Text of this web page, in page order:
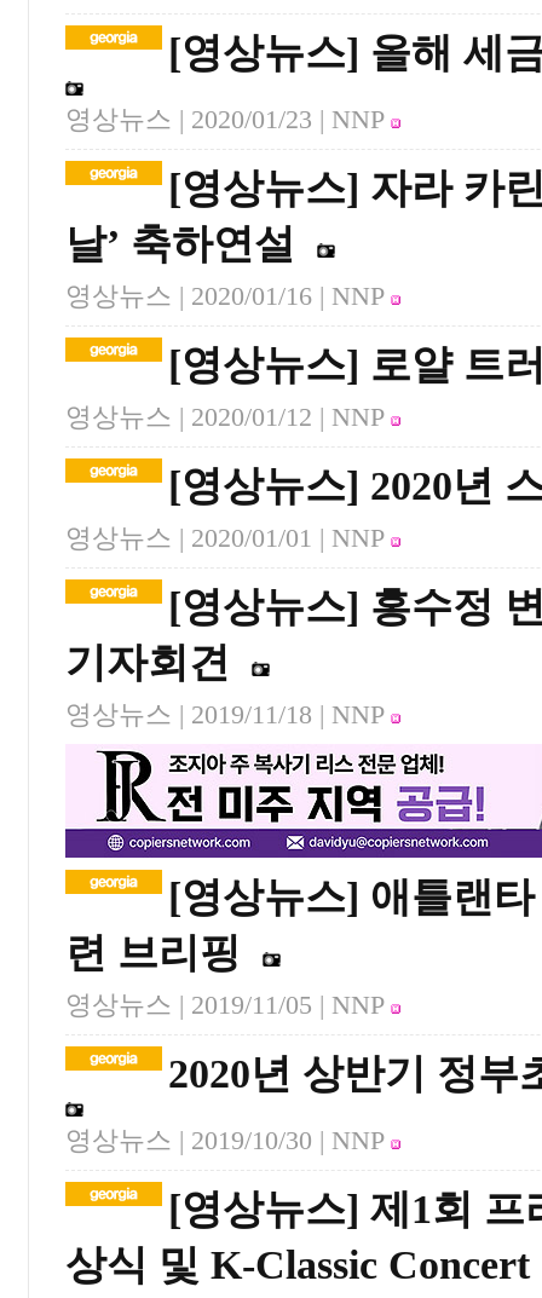
[영상뉴스] 올해 세
영상뉴스 | 2020/01/23 | NNP
[영상뉴스] 자라 카
날’ 축하연설
영상뉴스 | 2020/01/16 | NNP
[영상뉴스] 로얄 트
영상뉴스 | 2020/01/12 | NNP
[영상뉴스] 2020년
영상뉴스 | 2020/01/01 | NNP
[영상뉴스] 홍수정
기자회견
영상뉴스 | 2019/11/18 | NNP
[영상뉴스] 애틀랜
련 브리핑
영상뉴스 | 2019/11/05 | NNP
2020년 상반기 정부
영상뉴스 | 2019/10/30 | NNP
[영상뉴스] 제1회
상식 및 K-Classic